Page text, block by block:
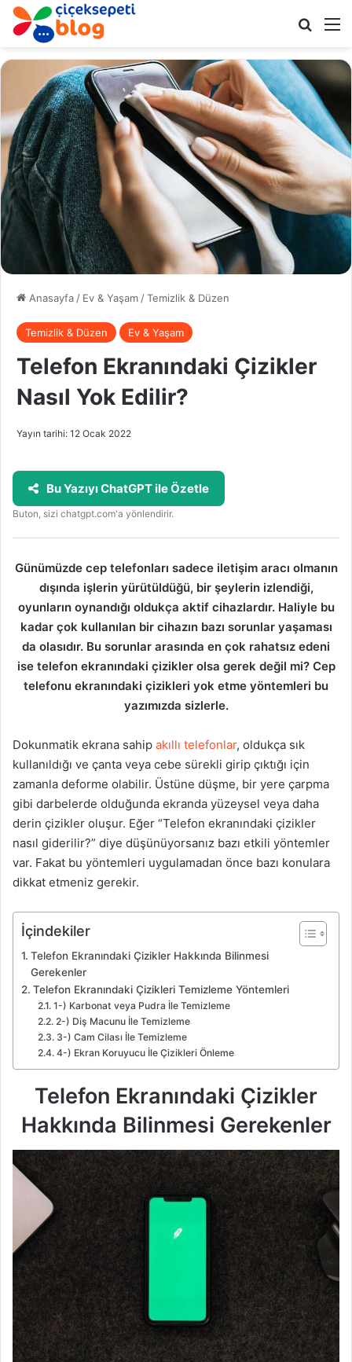
Anasayfa / Ev & Yaşam /Temizlik & Düzen
Temizlik & Düzen Ev & Yaşam
Telefon Ekranındaki Çizikler
Nasıl Yok Edilir?
Yayın tarihi: 12 Ocak 2022
Bu Yazıyı ChatGPT ile Özetle
Buton, sizi chatgpt.com'a yönlendirir.
Günümüzde cep telefonları sadece iletişim aracı olmanın
dışında işlerin yürütüldüğü, bir şeylerin izlendiği,
oyunların oynandığı oldukça aktif cihazlardır. Haliyle bu
kadar çok kullanılan bir cihazın bazı sorunlar yaşaması
da olasıdır. Bu sorunlar arasında en çok rahatsız edeni
ise telefon ekranındaki çizikler olsa gerek değil mi? Cep
telefonu ekranındaki çizikleri yok etme yöntemleri bu
yazımızda sizlerle.
Dokunmatik ekrana sahip akıllı telefonlar, oldukça sık
kullanıldığı ve çanta veya cebe sürekli girip çıktığı için
zamanla deforme olabilir. Üstüne düşme, bir yere çarpma
gibi darbelerde olduğunda ekranda yüzeysel veya daha
derin çizikler oluşur. Eğer “Telefon ekranındaki çizikler
nasıl giderilir?” diye düşünüyorsanız bazı etkili yöntemler
var. Fakat bu yöntemleri uygulamadan önce bazı konulara
dikkat etmeniz gerekir.
İçindekiler
Telefon Ekranındaki Çizikler Hakkında Bilinmesi
Gerekenler
Telefon Ekranındaki Çizikleri Temizleme Yöntemleri
1-) Karbonat veya Pudra İle Temizleme
2-) Diş Macunu İle Temizleme
3-) Cam Cilası İle Temizleme
4-) Ekran Koruyucu İle Çizikleri Önleme
Telefon Ekranındaki Çizikler
Hakkında Bilinmesi Gerekenler